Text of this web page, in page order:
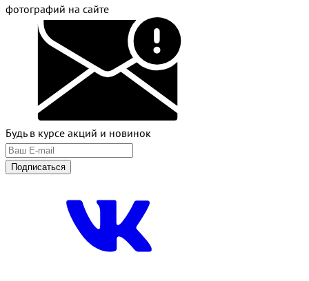
фотографий на сайте
Будь в курсе акций и новинок
Подписаться